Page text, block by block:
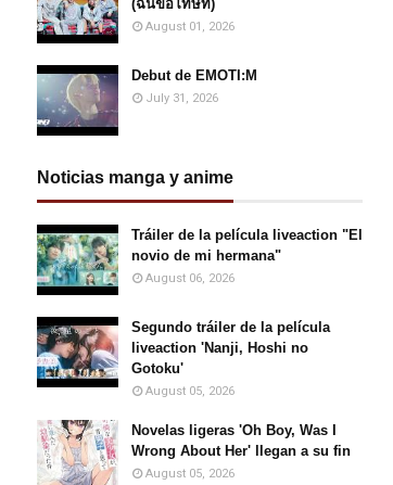
(ฉันขอโทษที)
August 01, 2026
Debut de EMOTI:M
July 31, 2026
Noticias manga y anime
Tráiler de la película liveaction "El
novio de mi hermana"
August 06, 2026
Segundo tráiler de la película
liveaction 'Nanji, Hoshi no
Gotoku'
August 05, 2026
Novelas ligeras 'Oh Boy, Was I
Wrong About Her' llegan a su fin
August 05, 2026